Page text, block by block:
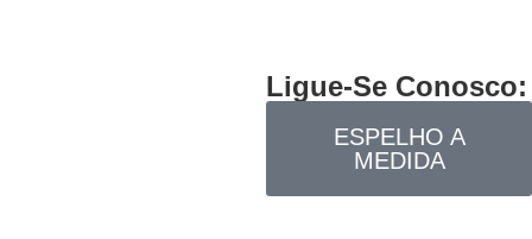
Ligue-Se Conosco:
ESPELHO A
MEDIDA